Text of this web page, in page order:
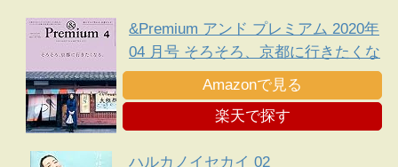
&Premium アンド プレミアム 2020年
04 月号 そろそろ、京都に行きたくな
る。
Amazonで見る
楽天で探す
ハルカノイセカイ 02